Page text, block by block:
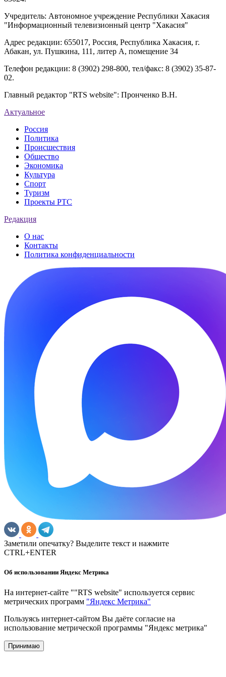
Учредитель: Автономное учреждение Республики Хакасия
"Информационный телевизионный центр "Хакасия"
Адрес редакции: 655017, Россия, Республика Хакасия, г.
Абакан, ул. Пушкина, 111, литер А, помещение 34
Телефон редакции: 8 (3902) 298-800, тел/факс: 8 (3902) 35-87-
02.
Главный редактор "RTS website": Пронченко В.Н.
Актуальное
Россия
Политика
Происшествия
Общество
Экономика
Культура
Спорт
Туризм
Проекты РТС
Редакция
О нас
Контакты
Политика конфиденциальности
Заметили опечатку? Выделите текст и нажмите
CTRL+ENTER
Об использовании Яндекс Метрика
На интернет-сайте ""RTS website" используется сервис
метрических программ "Яндекс Метрика"
Пользуясь интернет-сайтом Вы даёте согласие на
использование метрической программы "Яндекс метрика"
Принимаю